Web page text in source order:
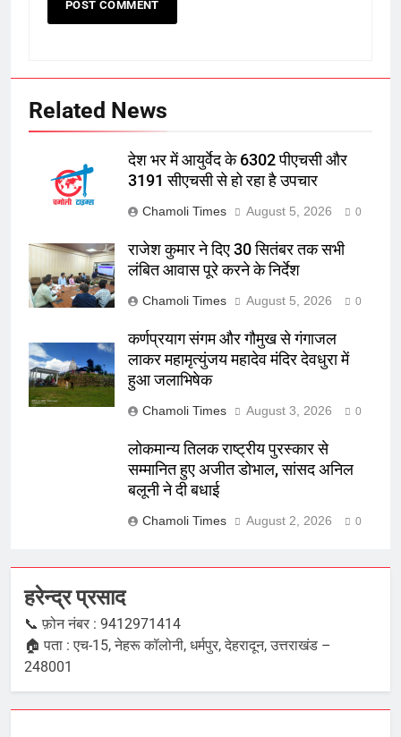
Related News
देश भर में आयुर्वेद के 6302 पीएचसी और
3191 सीएचसी से हो रहा है उपचार
Chamoli Times August 5, 2026 0
राजेश कुमार ने दिए 30 सितंबर तक सभी
लंबित आवास पूरे करने के निर्देश
Chamoli Times August 5, 2026 0
कर्णप्रयाग संगम और गौमुख से गंगाजल
लाकर महामृत्युंजय महादेव मंदिर देवधुरा में
हुआ जलाभिषेक
Chamoli Times August 3, 2026 0
लोकमान्य तिलक राष्ट्रीय पुरस्कार से
सम्मानित हुए अजीत डोभाल, सांसद अनिल
बलूनी ने दी बधाई
Chamoli Times August 2, 2026 0
हरेन्द्र प्रसाद
📞 फ़ोन नंबर : 9412971414
🏠 पता : एच-15, नेहरू कॉलोनी, धर्मपुर, देहरादून, उत्तराखंड –
248001